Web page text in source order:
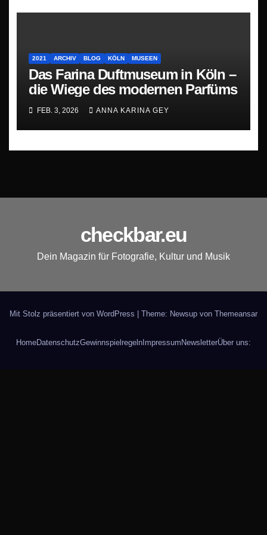
2021 ARCHIV BLOG KÖLN MUSEEN
Das Farina Duftmuseum in Köln –
die Wiege des modernen Parfüms
FEB. 3, 2026 ANNA KARINA GEY
checkbar.eu
Dein Magazin für Fotografie, Kultur und Musik
Mit Stolz präsentiert von WordPress Theme: Newsup von Themeansar
HomeDatenschutzGewinnspielregeln Impressum NewsletterÜber uns: